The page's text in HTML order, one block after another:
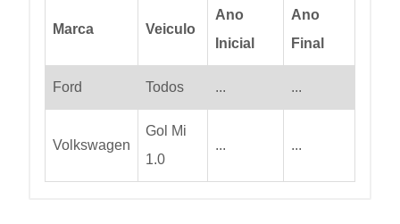
Marca Veiculo
Ano
Inicial
Ano
Final
Ford Todos ... ...
Volkswagen
Gol Mi
1.0
... ...